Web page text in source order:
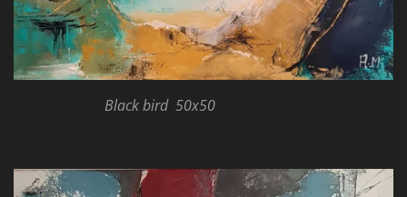
Black bird 50x50